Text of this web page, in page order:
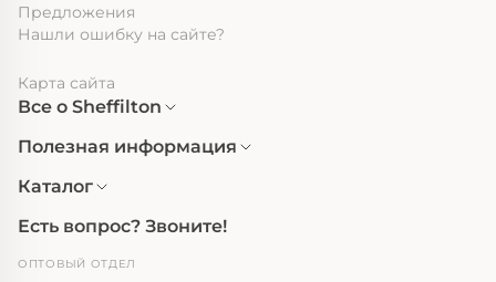
Предложения
Нашли ошибку на сайте?
Карта сайта
Все о Sheffilton
Полезная информация
Каталог
Есть вопрос? Звоните!
ОПТОВЫЙ ОТДЕЛ